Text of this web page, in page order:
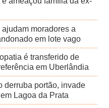
moradores a
em lote vago
é transferido de
em Uberlândia
derruba portão, invade
Lagoa da Prata